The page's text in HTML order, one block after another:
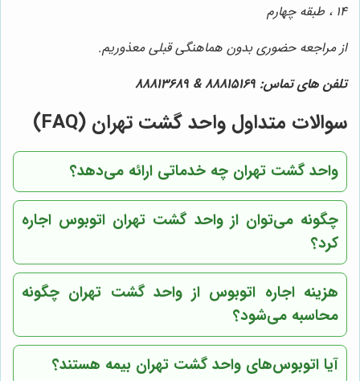
14 ، طبقه چهارم
از مراجعه حضوری بدون هماهنگی قبلی معذوریم.
تلفن های تماس: 88815169
&
88813689
سوالات متداول واحد گشت تهران (FAQ)
واحد گشت تهران چه خدماتی ارائه می‌دهد؟
چگونه می‌توان از واحد گشت تهران اتوبوس اجاره
کرد؟
هزینه اجاره اتوبوس از واحد گشت تهران چگونه
محاسبه می‌شود؟
آیا اتوبوس‌های واحد گشت تهران بیمه هستند؟